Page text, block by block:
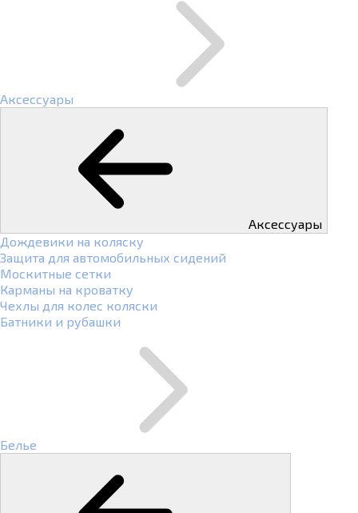
Аксессуары
Аксессуары
Дождевики на коляску
Защита для автомобильных сидений
Москитные сетки
Карманы на кроватку
Чехлы для колес коляски
Батники и рубашки
Белье